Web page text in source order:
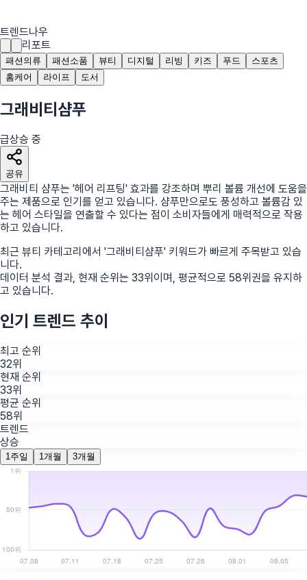
트렌드나우
리포트
패션의류 패션소품 뷰티 디지털 리빙 키즈 푸드
스포츠
홈케어
라이프 도서
그래비티샴푸
급상승 중
공유
그래비티 샴푸는 '헤어 리프팅' 효과를 강조하며 뿌리 볼륨 개선에 도움을
주는 제품으로 인기를 얻고 있습니다. 샴푸만으로도 풍성하고 볼륨감 있
는 헤어 스타일을 연출할 수 있다는 점이 소비자들에게 매력적으로 작용
하고 있습니다.
최근 뷰티 카테고리에서 '그래비티샴푸' 키워드가 빠르게 주목받고 있습
니다.
데이터 분석 결과, 현재 순위는 33위 이며, 평균적으로 58위권을 유지하
고 있습니다.
인기 트렌드 추이
최고 순위
32위
현재 순위
33위
평균 순위
58위
트렌드
상승
1주일 1개월 3개월